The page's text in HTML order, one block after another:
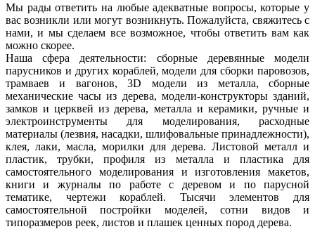
Мы рады ответить на любые адекватные вопросы, которые у
вас возникли или могут возникнуть. Пожалуйста, свяжитесь с
нами, и мы сделаем все возможное, чтобы ответить вам как
можно скорее.
Наша сфера деятельности: сборные деревянные модели
парусников и других кораблей, модели для сборки паровозов,
трамваев и вагонов, 3D модели из металла, сборные
механические часы из дерева, модели-конструкторы зданий,
замков и церквей из дерева, металла и керамики, ручные и
электроинструменты для моделирования, расходные
материалы (лезвия, насадки, шлифовальные принадлежности),
клея, лаки, масла, морилки для дерева. Листовой металл и
пластик, трубки, профиля из металла и пластика для
самостоятельного моделирования и изготовления макетов,
книги и журналы по работе с деревом и по парусной
тематике, чертежи кораблей. Тысячи элементов для
самостоятельной постройки моделей, сотни видов и
типоразмеров реек, листов и плашек ценных пород дерева.